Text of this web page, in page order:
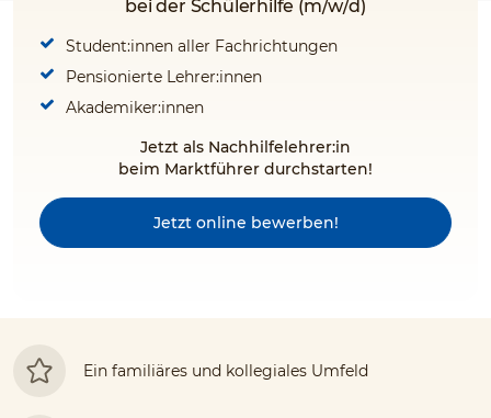
bei der Schülerhilfe (m/w/d)
Student:innen aller Fachrichtungen
Pensionierte Lehrer:innen
Akademiker:innen
Jetzt als Nachhilfelehrer:in
beim Marktführer durchstarten!
Jetzt online bewerben!
Ein familiäres und kollegiales Umfeld